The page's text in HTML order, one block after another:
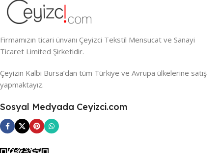
Firmamızın ticari ünvanı Çeyizci Tekstil Mensucat ve Sanayi
Ticaret Limited Şirketidir.
Çeyizin Kalbi Bursa’dan tüm Türkiye ve Avrupa ülkelerine satış
yapmaktayız.
Sosyal Medyada Ceyizci.com